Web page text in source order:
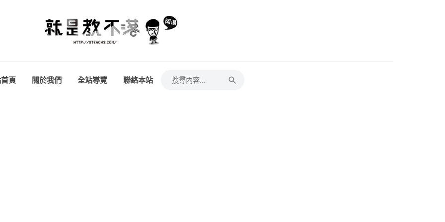
頁 關於我們 全站導覽 聯絡本站